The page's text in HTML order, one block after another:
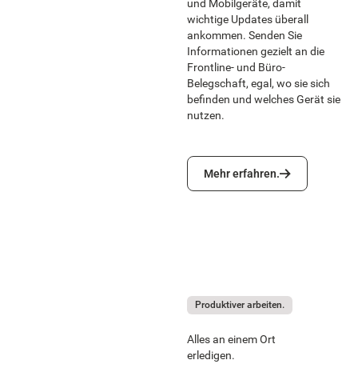
und Mobilgeräte, damit
wichtige Updates überall
ankommen. Senden Sie
Informationen gezielt an die
Frontline- und Büro-
Belegschaft, egal, wo sie sich
befinden und welches Gerät sie
nutzen.
Mehr erfahren.
Mehr erfahren.
Produktiver arbeiten.
Alles an einem Ort
erledigen.